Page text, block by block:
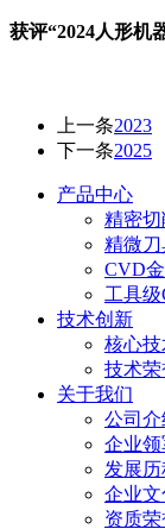
获评“2024人形机
上一条2023
下一条2025
产品中心
精密切
精微刀
CVD
工具
技术创新
核心技
技术
关于我们
公司介
企业领
发展历
企业文
资质